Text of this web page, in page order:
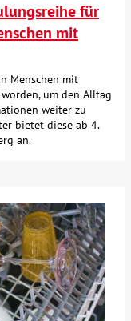
für
mit
Menschen mit
um den Alltag
weiter zu
bietet diese ab 4.
an.